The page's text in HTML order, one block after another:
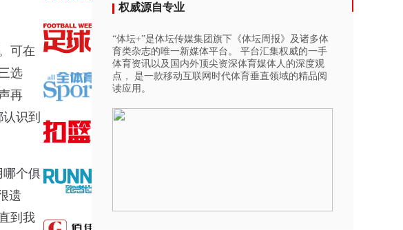
可在
选
再
识到
哪个俱
遗
到我
权威源自专业
“体坛+”是体坛传媒集团旗下《体坛周报》及诸多体
育类杂志的唯一新媒体平台。 平台汇集权威的一手
体育资讯以及国内外顶尖资深体育媒体人的深度观
点， 是一款移动互联网时代体育垂直领域的精品阅
读应用。